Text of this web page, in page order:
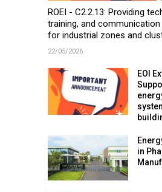
ROEI - C2.2.13: Providing
training, and
for industrial zones and
22/05/2026
EOI
in